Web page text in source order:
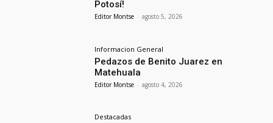
Potosí!
Editor Montse - agosto 5, 2026
Informacion General
Pedazos de Benito Juarez en
Matehuala
Editor Montse - agosto 4, 2026
Destacadas